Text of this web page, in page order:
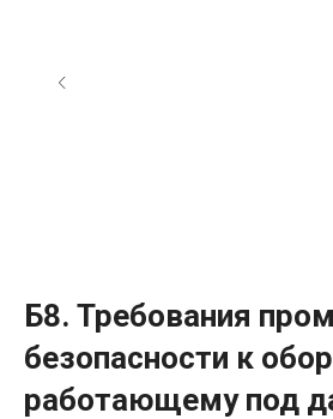
Б8. Требования
безопасности к
работающему под